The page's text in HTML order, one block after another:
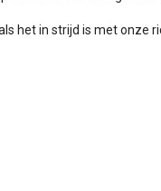
het in strijd is met onze